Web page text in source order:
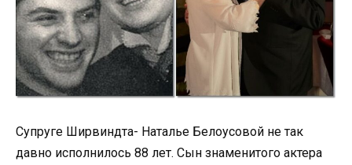
Супруге Ширвиндта- Наталье Белоусовой не так
давно исполнилось 88 лет. Сын знаменитого актера